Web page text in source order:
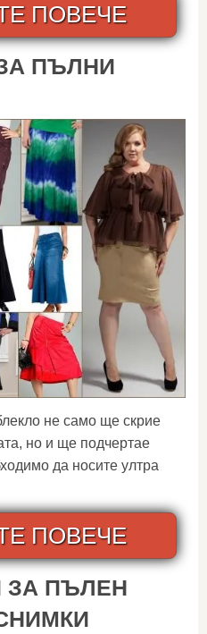
ПОВЕЧЕ
ПЪЛНИ
не само ще скрие
но и ще подчертае
да носите ултра
ПОВЕЧЕ
ЗА ПЪЛЕН